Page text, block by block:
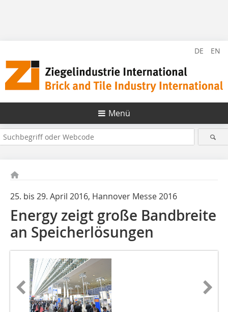
DE EN
Menü
25. bis 29. April 2016, Hannover Messe 2016
Energy zeigt große Bandbreite
an Speicherlösungen